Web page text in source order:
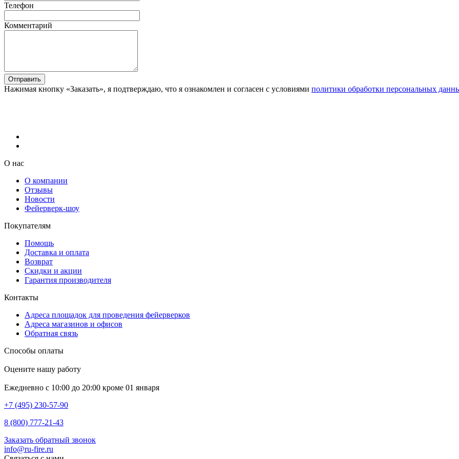
Телефон
Комментарий
Отправить
Нажимая кнопку «Заказать», я подтверждаю, что я ознакомлен и согласен с условиями политики обработки персональных
О нас
О компании
Отзывы
Новости
Фейерверк-шоу
Покупателям
Помощь
Доставка и оплата
Возврат
Скидки и акции
Гарантия производителя
Контакты
Адреса площадок для проведения фейерверков
Адреса магазинов и офисов
Обратная связь
Способы оплаты
Оцените нашу работу
Ежедневно с 10:00 до 20:00 кроме 01 января
+7 (495) 230-57-90
8 (800) 777-21-43
Заказать обратный звонок
info@ru-fire.ru